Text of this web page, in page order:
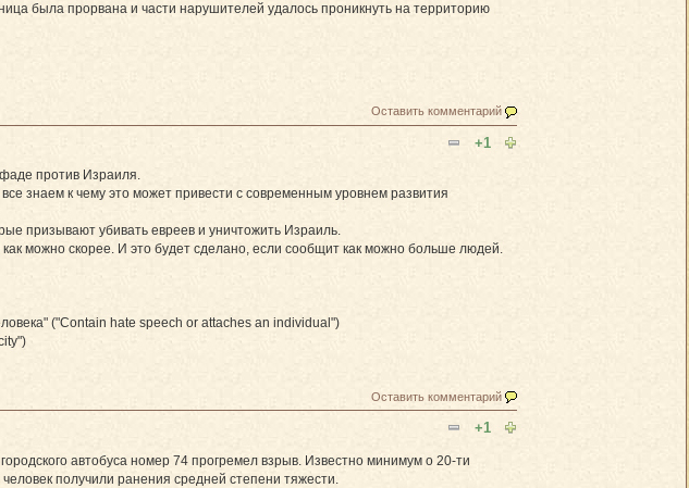
была прорвана и части нарушителей удалось проникнуть на территорию
Оставить комментарий
+1
против Израиля.
знаем к чему это может привести с современным уровнем развития
призывают убивать евреев и уничтожить Израиль.
можно скорее. И это будет сделано, если сообщит как можно больше людей.
("Contain hate speech or attaches an individual")
Оставить комментарий
+1
автобуса номер 74 прогремел взрыв. Известно минимум о 20-ти
получили ранения средней степени тяжести.